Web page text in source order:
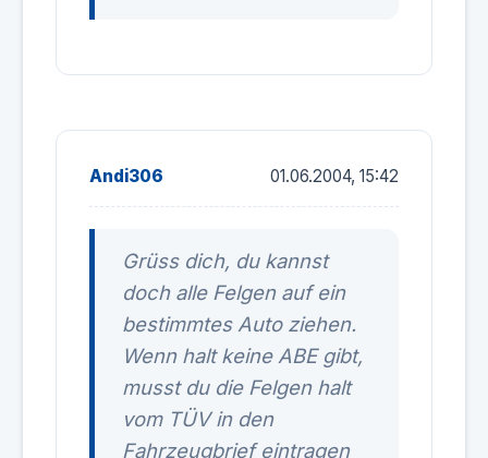
Andi306 01.06.2004, 15:42
Grüss dich, du kannst
doch alle Felgen auf ein
bestimmtes Auto ziehen.
Wenn halt keine ABE gibt,
musst du die Felgen halt
vom TÜV in den
Fahrzeugbrief eintragen